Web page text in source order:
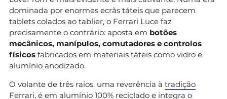
dominada por enormes ecrãs táteis que parecem
tablets colados ao tablier, o Ferrari Luce faz
precisamente o contrário: aposta em botões
mecânicos, manípulos, comutadores e controlos
físicos fabricados em materiais táteis como vidro e
alumínio anodizado.
O volante de três raios, uma reverência à tradição
Ferrari, é em alumínio 100% reciclado e integra o